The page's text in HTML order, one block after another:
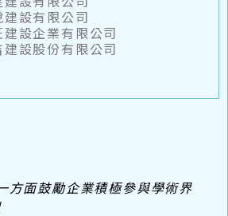
設有限公司
設企業有限公司
設股份有限公司
方面鼓勵企業積極參與學術界